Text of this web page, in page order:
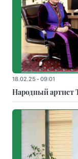
18.02.25 - 09:01
Народный артист